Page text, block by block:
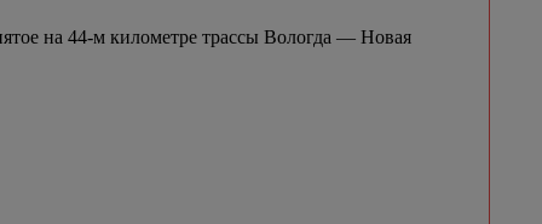
на 44-м километре трассы Вологда — Новая